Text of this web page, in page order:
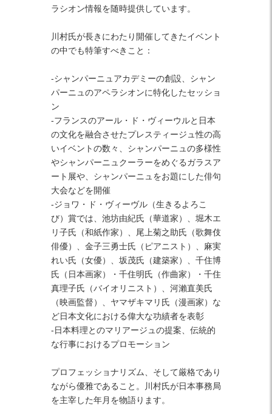
ラシオン情報を随時提供しています。
川村氏が長きにわたり開催してきたイベント
の中でも特筆すべきこと：
-シャンパーニュアカデミーの創設、シャン
パーニュのアペラシオンに特化したセッショ
ン
-フランスのアール・ド・ヴィーウルと日本
の文化を融合させたプレスティージュ性の高
いイベントの数々、シャンパーニュの多様性
やシャンパーニュクーラーをめぐるガラスア
ート展や、シャンパーニュをお題にした俳句
大会などを開催
-ジョワ・ド・ヴィーヴル（生きるよろこ
び）賞では、池坊由紀氏（華道家）、堀木エ
リ子氏（和紙作家）、尾上菊之助氏（歌舞伎
俳優）、金子三勇士氏（ピアニスト）、麻実
れい氏（女優）、坂茂氏（建築家）、千住博
氏（日本画家）・千住明氏（作曲家）・千住
真理子氏（バイオリニスト）、河瀨直美氏
（映画監督）、ヤマザキマリ氏（漫画家）な
ど日本文化における偉大な功績者を表彰
-日本料理とのマリアージュの提案、伝統的
な行事におけるプロモーション
プロフェッショナリズム、そして厳格であり
ながら優雅であること。川村氏が日本事務局
を主宰した年月を物語ります。